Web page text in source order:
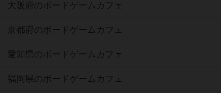
大阪府のボードゲームカフェ
京都府のボードゲームカフェ
愛知県のボードゲームカフェ
福岡県のボードゲームカフェ